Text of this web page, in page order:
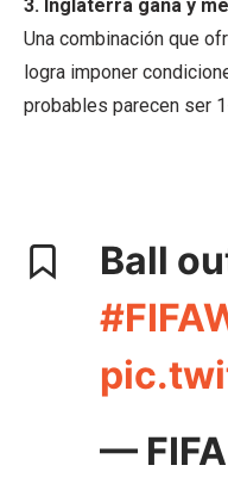
3. Inglaterra gana y
Una combinación que
logra imponer
probables parecen ser
Ball
—